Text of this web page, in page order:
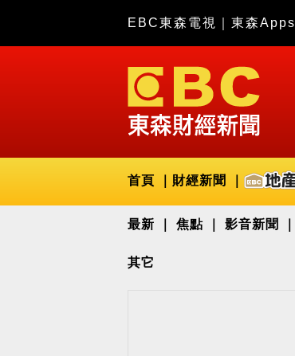
EBC東森電視 東森Apps
首頁 財經新聞
最新 焦點 影音新聞
其它